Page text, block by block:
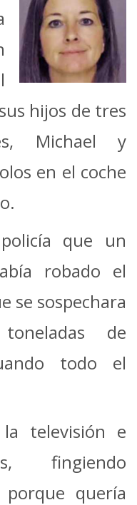
hijos de tres
Michael y
en el coche
que un
robado el
se sospechara
de
todo el
televisión e
fingiendo
quería